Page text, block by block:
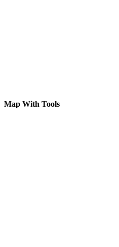
Map With Tools